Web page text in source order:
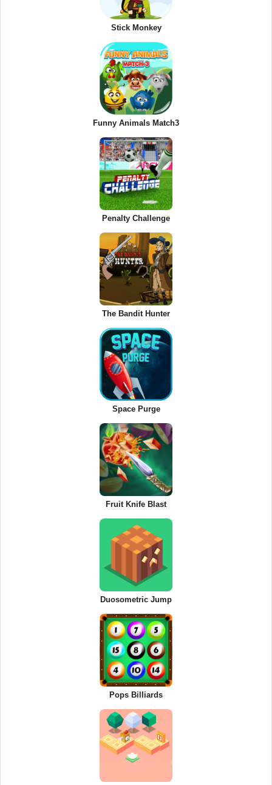
Stick Monkey
Funny Animals Match3
Penalty Challenge
The Bandit Hunter
Space Purge
Fruit Knife Blast
Duosometric Jump
Pops Billiards